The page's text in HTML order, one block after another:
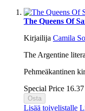
The Queens Of
Kirjailija Camila
The Argentine
Pehmeäkantinen
Special Price
Osta
Lisää toivelistalle